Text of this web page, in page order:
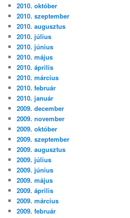
2010. október
2010. szeptember
2010. augusztus
2010. július
2010. június
2010. május
2010. április
2010. március
2010. február
2010. január
2009. december
2009. november
2009. október
2009. szeptember
2009. augusztus
2009. július
2009. június
2009. május
2009. április
2009. március
2009. február